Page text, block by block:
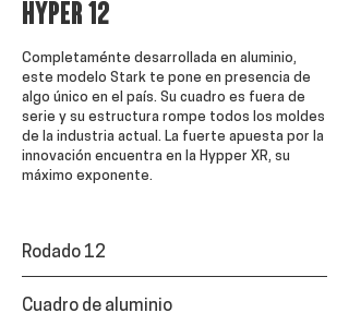
HYPER 12
Completaménte desarrollada en aluminio,
este modelo Stark te pone en presencia de
algo único en el país. Su cuadro es fuera de
serie y su estructura rompe todos los moldes
de la industria actual. La fuerte apuesta por la
innovación encuentra en la Hypper XR, su
máximo exponente.
Rodado 12
Cuadro de aluminio